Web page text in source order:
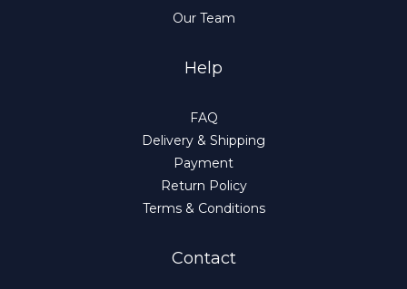
Our Team
Help
FAQ
Delivery & Shipping
Payment
Return Policy
Terms & Conditions
Contact